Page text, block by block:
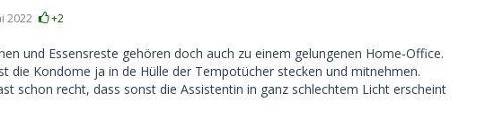
2022 +2
und Essensreste gehören doch auch zu einem gelungenen Home-Office.
die Kondome ja in de Hülle der Tempotücher stecken und mitnehmen.
schon recht, dass sonst die Assistentin in ganz schlechtem Licht erscheint